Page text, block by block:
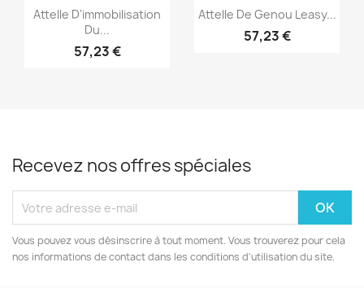
Aperçu rapide
Attelle D'immobilisation
Du...
57,23 €
Aperçu rapide
Attelle De Genou Leasy...
57,23 €
Recevez nos offres spéciales
Vous pouvez vous désinscrire à tout moment. Vous trouverez pour cela
nos informations de contact dans les conditions d'utilisation du site.